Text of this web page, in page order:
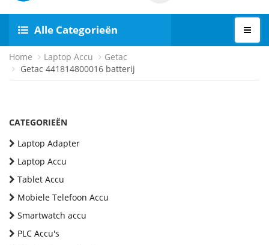
Alle Categorieën
Home Laptop Accu
Getac
Getac 441814800016 batterij
CATEGORIEËN
Laptop Adapter
Laptop Accu
Tablet Accu
Mobiele Telefoon Accu
Smartwatch accu
PLC Accu's